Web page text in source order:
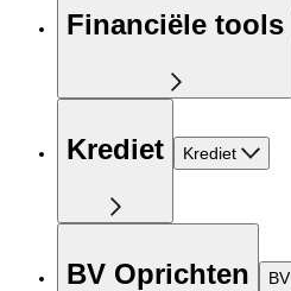
Financiële tools
Krediet Krediet
BV Oprichten